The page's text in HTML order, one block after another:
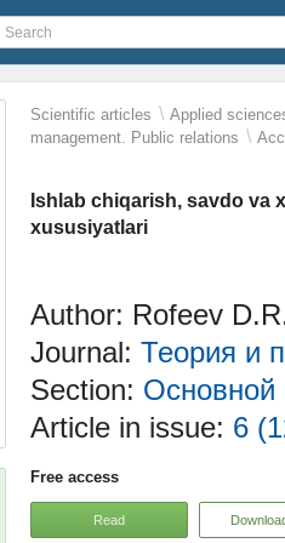
Scientific articles \ Applied
management. Public relations \
Ishlab chiqarish, savdo va
xususiyatlari
Author: Rofeev
Journal: Теория и
Section: Основной
Article in issue: 6
Free access
Read